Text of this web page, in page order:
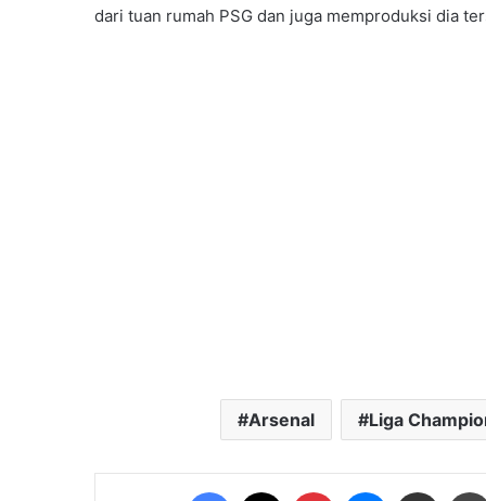
dari tuan rumah PSG dan juga memproduksi dia
Arsenal Liga